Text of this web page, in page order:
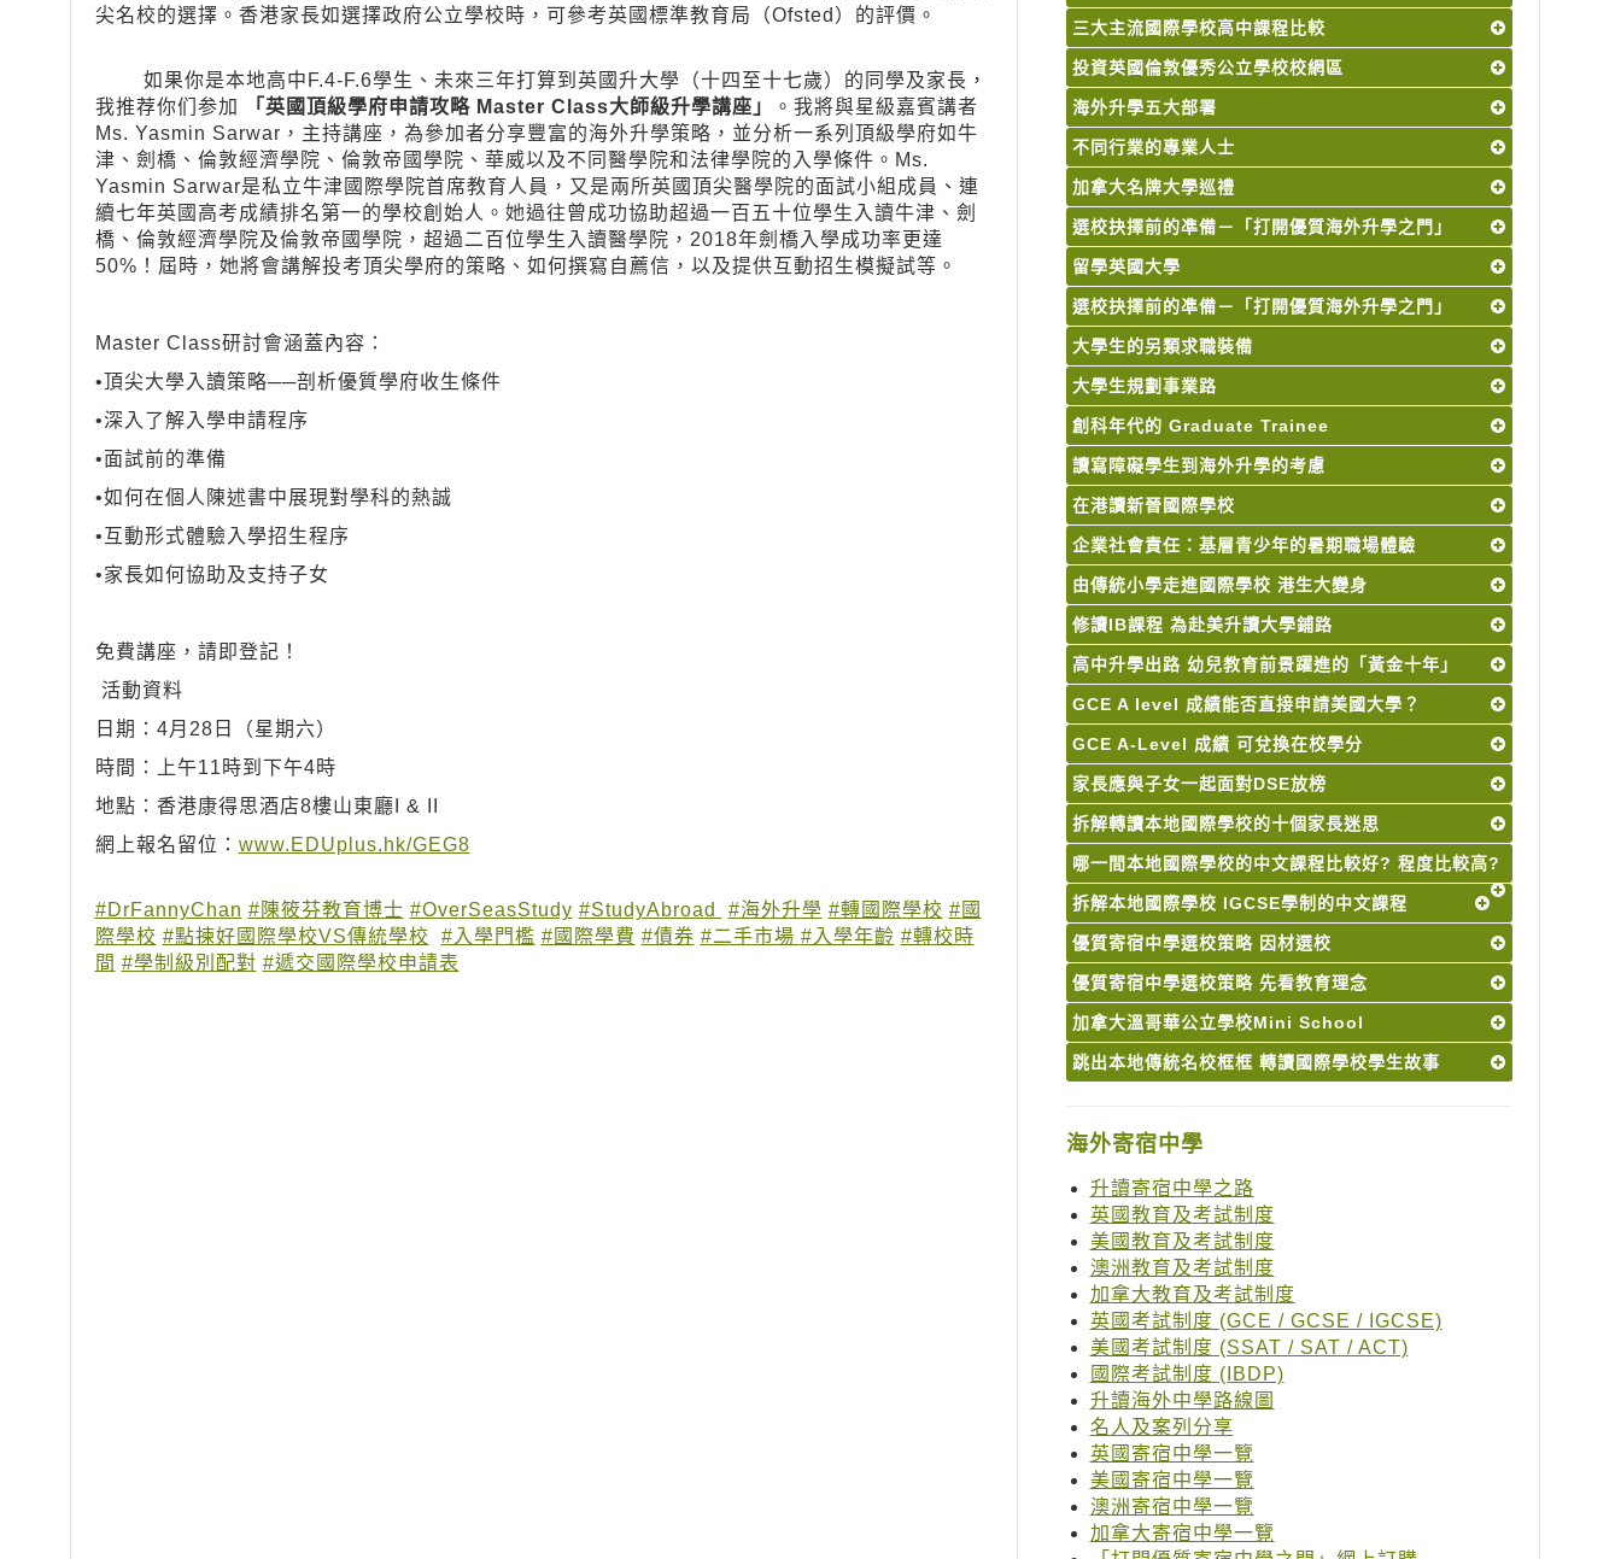
尖名校的選擇。香港家長如選擇政府公立學校時，可參考英國標準教育局（Ofsted）的評價。
如果你是本地高中F.4-F.6學生、未來三年打算到英國升大學（十四至十七歲）的同學及家長，
我推荐你们参加
「英國頂級學府申請攻略 Master Class大師級升學講座」
。我將與星級嘉賓講者
Ms. Yasmin Sarwar，主持講座，為參加者分享豐富的海外升學策略，並分析一系列頂級學府如牛
津、劍橋、倫敦經濟學院、倫敦帝國學院、華威以及不同醫學院和法律學院的入學條件。Ms.
Yasmin Sarwar是私立牛津國際學院首席教育人員，又是兩所英國頂尖醫學院的面試小組成員、連
續七年英國高考成績排名第一的學校創始人。她過往曾成功協助超過一百五十位學生入讀牛津、劍
橋、倫敦經濟學院及倫敦帝國學院，超過二百位學生入讀醫學院，2018年劍橋入學成功率更達
50%！屆時，她將會講解投考頂尖學府的策略、如何撰寫自薦信，以及提供互動招生模擬試等。
Master Class研討會涵蓋內容：
•頂尖大學入讀策略──剖析優質學府收生條件
•深入了解入學申請程序
•面試前的準備
•如何在個人陳述書中展現對學科的熱誠
•互動形式體驗入學招生程序
•家長如何協助及支持子女
免費講座，請即登記！
活動資料
日期： 4月28日
（星期六）
時間：上午11時到下午4時
地點：香港康得思酒店8樓山東廳I & II
網上報名留位： www.EDUplus.hk/GEG8
#DrFannyChan #陳筱芬教育博士 #OverSeasStudy #StudyAbroad #海外升學 #轉國際學校 #國
際學校 #點揀好國際學校VS傳統學校 #入學門檻 #國際學費 #債券 #二手市場 #入學年齡 #轉校時
間 #學制級別配對 #遞交國際學校申請表
三大主流國際學校高中課程比較
投資英國倫敦優秀公立學校校網區
海外升學五大部署
不同行業的專業人士
加拿大名牌大學巡禮
選校抉擇前的凖備－「打開優質海外升學之門」
留學英國大學
選校抉擇前的凖備－「打開優質海外升學之門」
大學生的另類求職裝備
大學生規劃事業路
創科年代的 Graduate Trainee
讀寫障礙學生到海外升學的考慮
在港讀新晉國際學校
企業社會責任：基層青少年的暑期職場體驗
由傳統小學走進國際學校 港生大變身
修讀IB課程 為赴美升讀大學鋪路
高中升學出路 幼兒教育前景躍進的「黃金十年」
GCE A level 成績能否直接申請美國大學？
GCE A-Level 成績 可兌換在校學分
家長應與子女一起面對DSE放榜
拆解轉讀本地國際學校的十個家長迷思
哪一間本地國際學校的中文課程比較好? 程度比較高?
拆解本地國際學校 IGCSE學制的中文課程
優質寄宿中學選校策略 因材選校
優質寄宿中學選校策略 先看教育理念
加拿大溫哥華公立學校Mini School
跳出本地傳統名校框框 轉讀國際學校學生故事
海外寄宿中學
升讀寄宿中學之路
英國教育及考試制度
美國教育及考試制度
澳洲教育及考試制度
加拿大教育及考試制度
英國考試制度 (GCE / GCSE / IGCSE)
美國考試制度 (SSAT / SAT / ACT)
國際考試制度 (IBDP)
升讀海外中學路線圖
名人及案列分享
英國寄宿中學一覽
美國寄宿中學一覽
澳洲寄宿中學一覽
加拿大寄宿中學一覽